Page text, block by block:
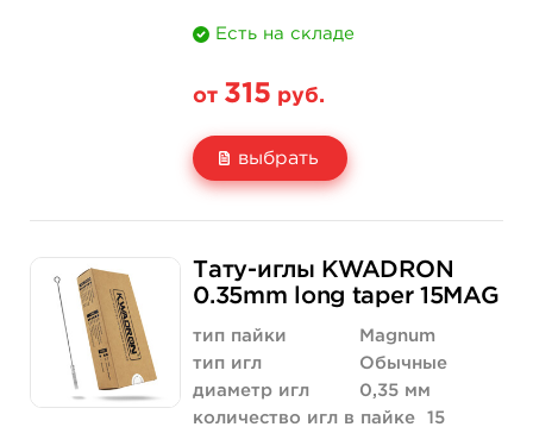
Есть на складе
от 315 руб.
выбрать
Цена
Количество
315 руб.
купить
3 000 руб.
купить
Тату-иглы KWADRON
0.35mm long taper 15MAG
тип пайки
Magnum
тип игл
Обычные
диаметр игл
0,35 мм
количество игл в пайке
15